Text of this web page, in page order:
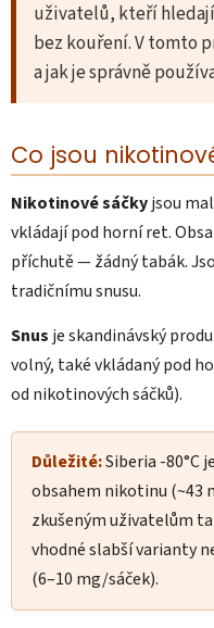
uživatelů, kteří
bez kouření. V tomto
a jak je správně
Co jsou
Nikotinové sáčkyjsou
vkládají pod horní ret.
příchutě — žádný tabák.
tradičnímu snusu.
Snus je skandinávský
volný, také vkládaný pod
od nikotinových sáčků).
Důležité:Siberia -80°C
obsahem nikotinu (~43
zkušeným uživatelům
vhodné slabší varianty
(6–10 mg/sáček).